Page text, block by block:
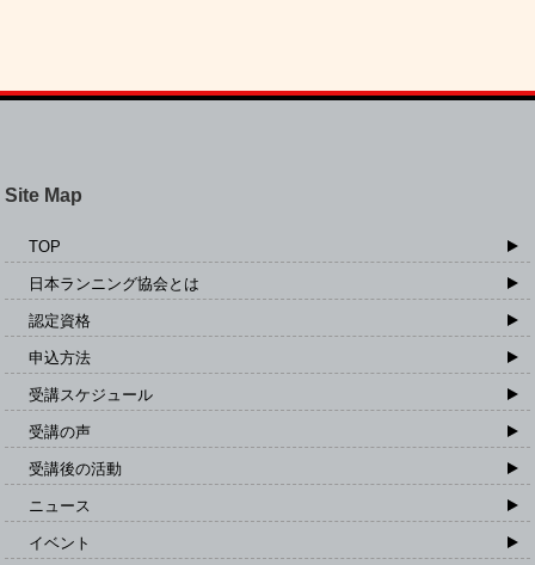
Site Map
TOP
日本ランニング協会とは
認定資格
申込方法
受講スケジュール
受講の声
受講後の活動
ニュース
イベント